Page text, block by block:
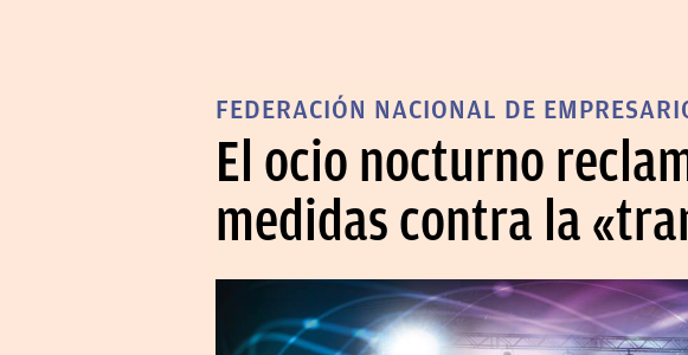
FEDERACIÓN NACIONAL DE
El ocio nocturno
medidas contra la